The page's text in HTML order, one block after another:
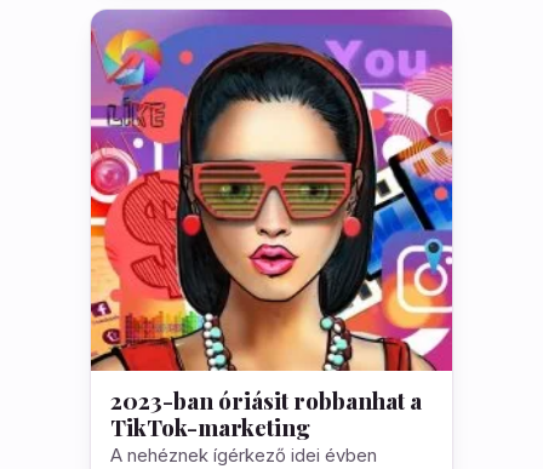
2023-ban óriásit robbanhat a
TikTok-marketing
A nehéznek ígérkező idei évben